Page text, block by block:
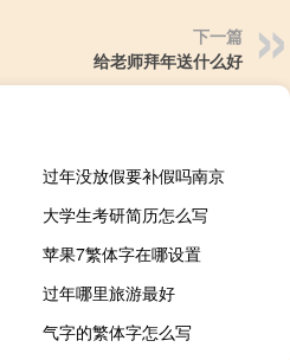
下一篇
给老师拜年送什么好
过年没放假要补假吗南京
大学生考研简历怎么写
苹果7繁体字在哪设置
过年哪里旅游最好
气字的繁体字怎么写